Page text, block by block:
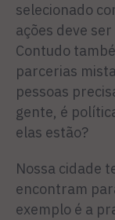
selecionado
ações deve
Contudo
parcerias
pessoas
gente, é
elas estão?
Nossa cidade
encontram
exemplo é a